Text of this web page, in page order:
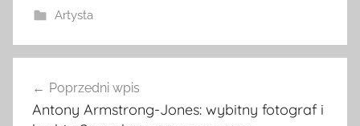
Artysta
wpisu
Poprzedni wpis
Antony Armstrong-Jones: wybitny fotograf i